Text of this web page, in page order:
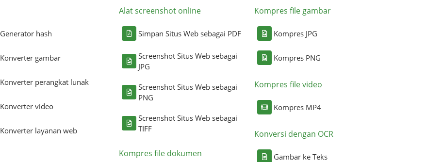
Generator hash
Konverter gambar
Konverter perangkat lunak
Konverter video
Konverter layanan web
Alat screenshot online
Simpan Situs Web sebagai PDF
Screenshot Situs Web sebagai
JPG
Screenshot Situs Web sebagai
PNG
Screenshot Situs Web sebagai
TIFF
Kompres file dokumen
Kompres file gambar
Kompres JPG
Kompres PNG
Kompres file video
Kompres MP4
Konversi dengan OCR
Gambar ke Teks